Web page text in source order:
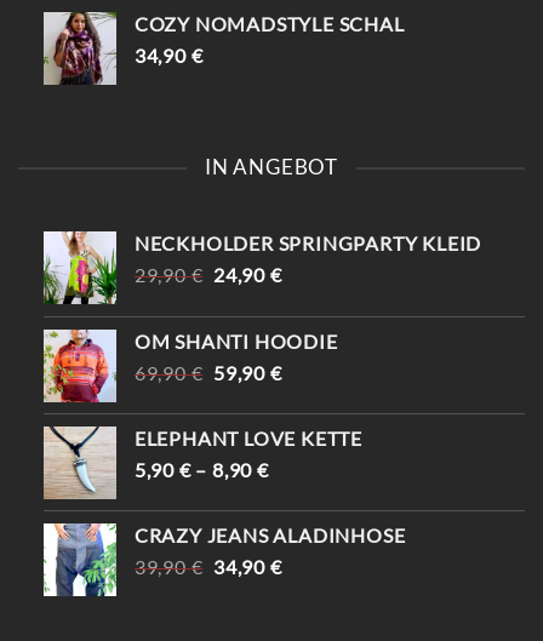
COZY NOMADSTYLE SCHAL
34,90 €
IN ANGEBOT
NECKHOLDER SPRINGPARTY KLEID
29,90€ URSPRÜNGLICHER
WAR:
29,90 €
24,90 €AKTUELLER
IST:
24,90 €.
OM SHANTI HOODIE
69,90€ URSPRÜNGLICHER
69,90 €
59,90 €AKTUELLER
59,90 €.
ELEPHANT LOVE KETTE
5,90 €–8,90€
CRAZY JEANS ALADINHOSE
39,90€ URSPRÜNGLICHER
34,90 €AKTUELLER